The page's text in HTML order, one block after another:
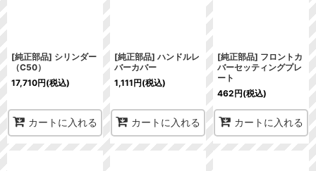
[純正部品] シリンダー
（C50）
17,710円(税込)
カートに入れる
[純正部品] ハンドルレ
バーカバー
1,111円(税込)
カートに入れる
[純正部品] フロントカ
バーセッティングプレ
ート
462円(税込)
カートに入れる